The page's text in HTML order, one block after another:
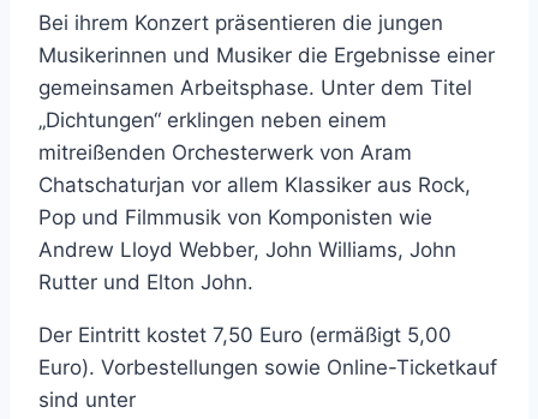
Bei ihrem Konzert präsentieren die jungen
Musikerinnen und Musiker die Ergebnisse einer
gemeinsamen Arbeitsphase. Unter dem Titel
„Dichtungen“ erklingen neben einem
mitreißenden Orchesterwerk von Aram
Chatschaturjan vor allem Klassiker aus Rock,
Pop und Filmmusik von Komponisten wie
Andrew Lloyd Webber, John Williams, John
Rutter und Elton John.
Der Eintritt kostet 7,50 Euro (ermäßigt 5,00
Euro). Vorbestellungen sowie Online-Ticketkauf
sind unter